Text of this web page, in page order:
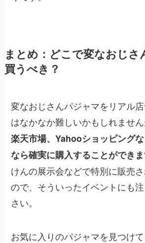
まとめ：どこで変なおじさ
買うべき？
変なおじさんパジャマをリアル
はなかなか難しいかもしれません
楽天市場、Yahooショッピング
なら確実に購入することができま
けんの展示会などで特別に販売
ので、そういったイベントにも
さい。
お気に入りのパジャマを見つけ